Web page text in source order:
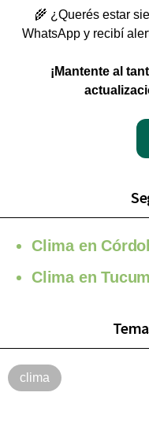
🌾 ¿Querés estar
WhatsApp y recibí
¡Mantente al
Clima en
Clima en
clima